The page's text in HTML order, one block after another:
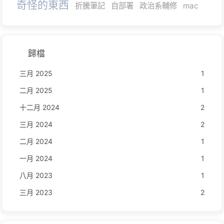
奇怪的東西 折騰筆記 自部署 政治系輔修 mac
歸檔
三月 2025
1
二月 2025
1
十二月 2024
2
三月 2024
2
二月 2024
1
一月 2024
1
八月 2023
1
三月 2023
2